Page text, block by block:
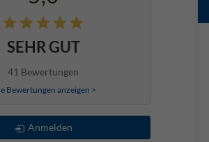
SEHR GUT
41 Bewertungen
Bewertungen anzeigen >
Anmelden